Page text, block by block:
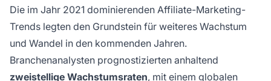
Die im Jahr 2021 dominierenden Affiliate-Marketing-
Trends legten den Grundstein für weiteres Wachstum
und Wandel in den kommenden Jahren.
Branchenanalysten prognostizierten anhaltend
zweistellige Wachstumsraten, mit einem globalen